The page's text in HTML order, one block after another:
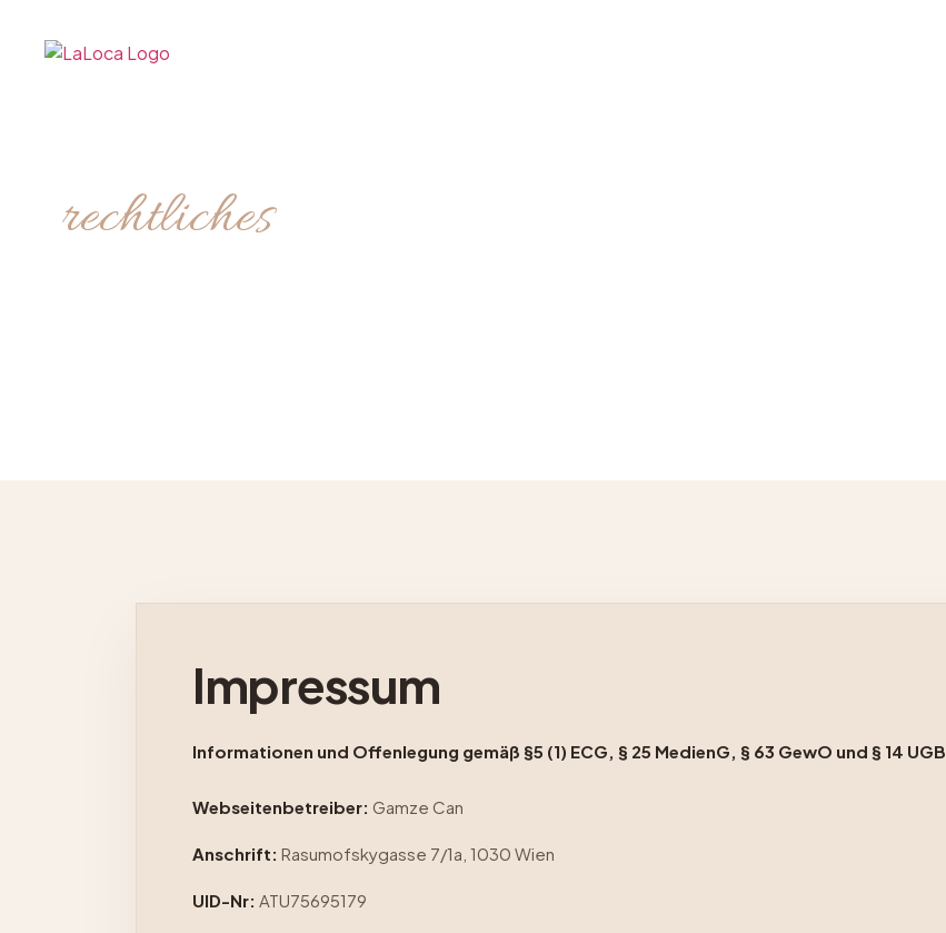
rechtliches
Impressum
Informationen und Offenlegung gemäß §5 (1) ECG, § 25 MedienG, § 63 GewO und § 14 UGB
Webseitenbetreiber: Gamze Can
Anschrift: Rasumofskygasse 7/1a, 1030 Wien
UID-Nr: ATU75695179